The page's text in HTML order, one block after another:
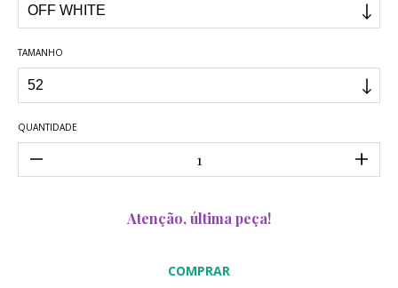
TAMANHO
QUANTIDADE
Atenção, última peça!